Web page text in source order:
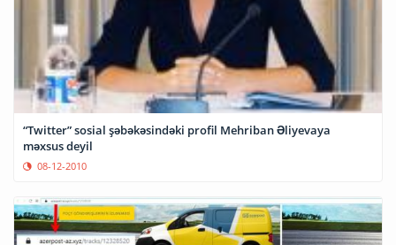
“Twitter” sosial şəbəkəsindəki profil Mehriban Əliyevaya
məxsus deyil
08-12-2010